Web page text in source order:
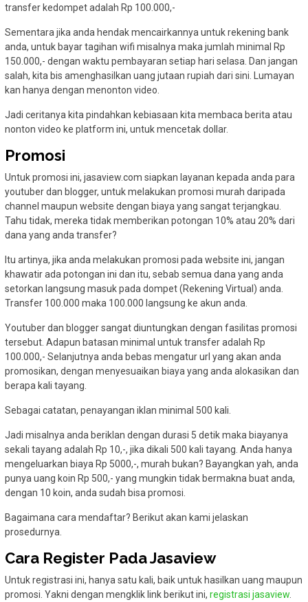
transfer kedompet adalah Rp 100.000,-
Sementara jika anda hendak mencairkannya untuk rekening bank
anda, untuk bayar tagihan wifi misalnya maka jumlah minimal Rp
150.000,- dengan waktu pembayaran setiap hari selasa. Dan jangan
salah, kita bis amenghasilkan uang jutaan rupiah dari sini. Lumayan
kan hanya dengan menonton video.
Jadi ceritanya kita pindahkan kebiasaan kita membaca berita atau
nonton video ke platform ini, untuk mencetak dollar.
Promosi
Untuk promosi ini, jasaview.com siapkan layanan kepada anda para
youtuber dan blogger, untuk melakukan promosi murah daripada
channel maupun website dengan biaya yang sangat terjangkau.
Tahu tidak, mereka tidak memberikan potongan 10% atau 20% dari
dana yang anda transfer?
Itu artinya, jika anda melakukan promosi pada website ini, jangan
khawatir ada potongan ini dan itu, sebab semua dana yang anda
setorkan langsung masuk pada dompet (Rekening Virtual) anda.
Transfer 100.000 maka 100.000 langsung ke akun anda.
Youtuber dan blogger sangat diuntungkan dengan fasilitas promosi
tersebut. Adapun batasan minimal untuk transfer adalah Rp
100.000,- Selanjutnya anda bebas mengatur url yang akan anda
promosikan, dengan menyesuaikan biaya yang anda alokasikan dan
berapa kali tayang.
Sebagai catatan, penayangan iklan minimal 500 kali.
Jadi misalnya anda beriklan dengan durasi 5 detik maka biayanya
sekali tayang adalah Rp 10,-, jika dikali 500 kali tayang. Anda hanya
mengeluarkan biaya Rp 5000,-, murah bukan? Bayangkan yah, anda
punya uang koin Rp 500,- yang mungkin tidak bermakna buat anda,
dengan 10 koin, anda sudah bisa promosi.
Bagaimana cara mendaftar? Berikut akan kami jelaskan
prosedurnya.
Cara Register Pada Jasaview
Untuk registrasi ini, hanya satu kali, baik untuk hasilkan uang maupun
promosi. Yakni dengan mengklik link berikut ini, registrasi jasaview